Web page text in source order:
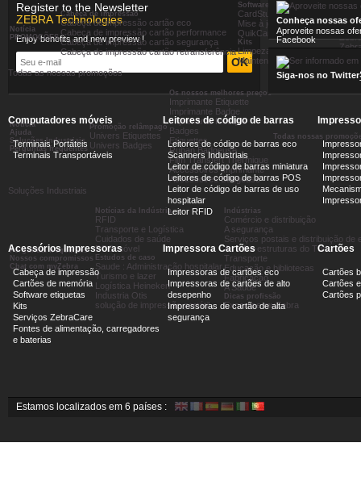
Notícia
PROMOÇÕES
Cabeça de impressão
Cabeça de impressão cartão eco
Cabeça de impressão cartão performance
Cabeça de impressão cartão segurança
Cabeça de impressão cartão retransferência
Software de cartões
CardStudio
Mise à jour CardStudio
QuikCard Professional
Kits
Limpeza
Maintenance 1er urgence
Todas as nossas promoções
Notícia
Ajuda
Soluções Industriais
Perguntas frequentes
Promoção relâmpago
Univers Etiquettes
Univers Badges
Os nossos melhores preços
Imprimante Etiquette
Imprimante Badge
Imprimante Kiosque
Badges
Etiquettes
Ruban Badgeuse
Film Transfert Thermique
Accessoires Imprimante
Accessoires Badgeuse
Todas nossas
Soluções Industriais
Perguntas frequentes
Nossos compromissos
Chat com myZebra
Notícias da Indústria
RFID
Transporte e Logística
Cuidados de saúde
POS móvel
Estudos de caso
Saude : Administração hospitalar
Turismo e lazer
Logística Heineken
Industria Otis
solução de impressão portátil
Indústrias
Comércio e distribuição
A segurança
Serviços postais e distribuição de
As infra-estruturas do Turismo
Transporte
Educação e bibliotecas
Fabricação
A Saúde
Dicas profissão
Expertise myZebra
Register to the Newsletter
ZEBRA Technologies
Enjoy benefits and new preview !
Conheça nossas
Aproveite nossas
Facebook
Siga-nos no Twitter
Computadores móveis
Terminais Portáteis
Terminais Transportáveis
Leitores de código de barras
Leitores de código de barras eco
Scanners Industriais
Leitor de código de barras miniatura
Leitores de código de barras POS
Leitor de código de barras de uso
hospitalar
Leitor RFID
Acessórios Impressoras
Cabeça de impressão
Cartões de memória
Software etiquetas
Kits
Serviços ZebraCare
Fontes de alimentação, carregadores
e baterias
Impressora Cartões
Impressoras de cartões eco
Impressoras de cartões de alto
desepenho
Impressoras de cartão de alta
segurança
Cartões
Cartões
Cartões
Cartões
Estamos localizados em 6 países :